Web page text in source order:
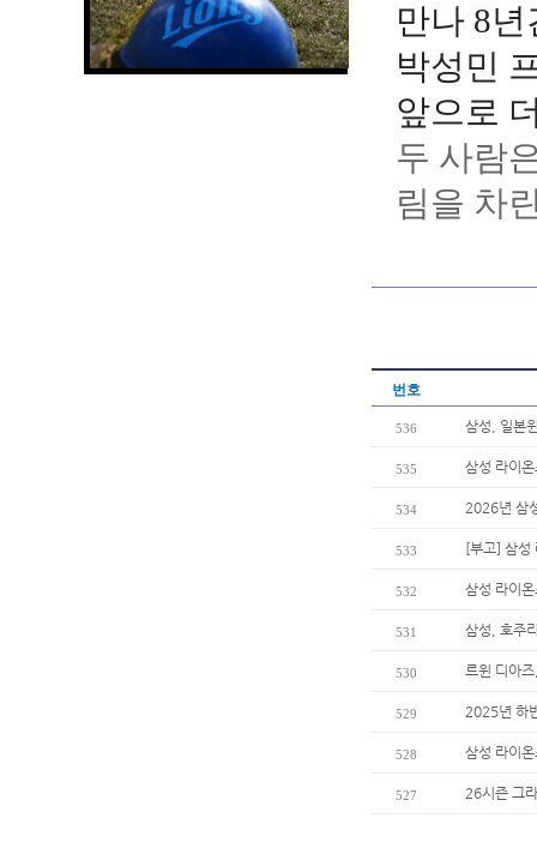
만나 8
박성민
앞으로
두 사람
림을 차
번호
536 삼성, 일본
535 삼성 라이
534 2026년 삼
533 [부고] 삼성
532 삼성 라이
531 삼성, 호주
530 르윈 디아
529 2025년 하
528 삼성 라이
527 26시즌 그